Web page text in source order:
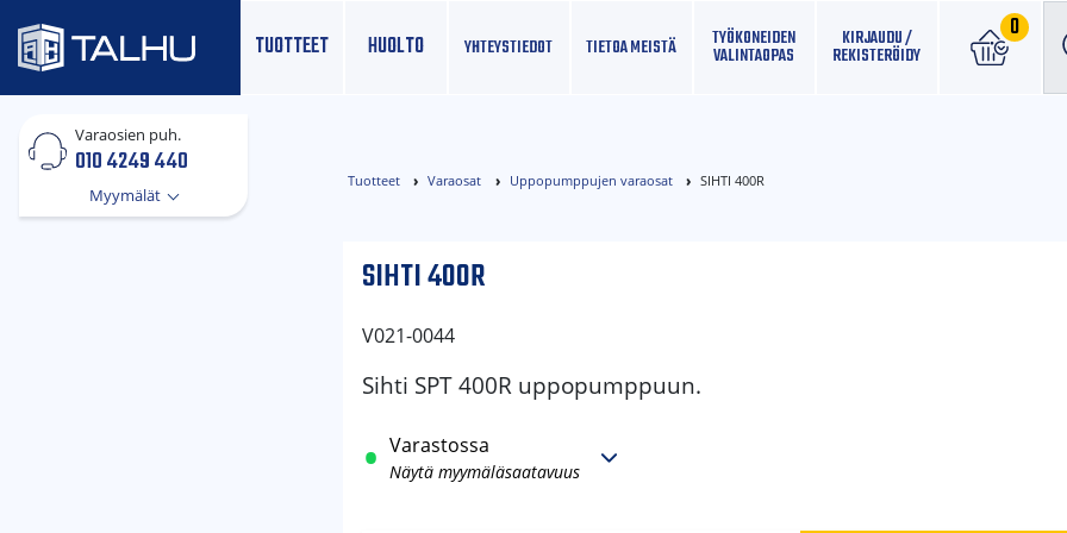
TUOTTEET HUOLTO
0
YHTEYS­TIEDOT TIETOA MEISTÄ TYÖKONEIDEN
VALINTAOPAS
KIRJAUDU /
REKISTERÖIDY
Varaosien puh.
010 4249 440
Myymälät
Tuotteet Varaosat Uppopumppujen varaosat SIHTI 400R
SIHTI 400R
V021-0044
Sihti SPT 400R uppopumppuun.
Varastossa
Näytä myymäläsaatavuus